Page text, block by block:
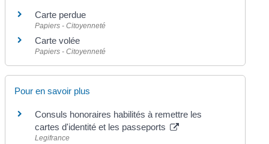
Carte perdue
Papiers - Citoyenneté
Carte volée
Papiers - Citoyenneté
Pour en savoir plus
Consuls honoraires habilités à remettre les
cartes d'identité et les passeports
Legifrance